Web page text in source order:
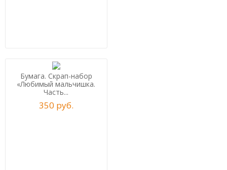
Бумага. Скрап-набор
«Любимый мальчишка.
Часть...
350 руб.